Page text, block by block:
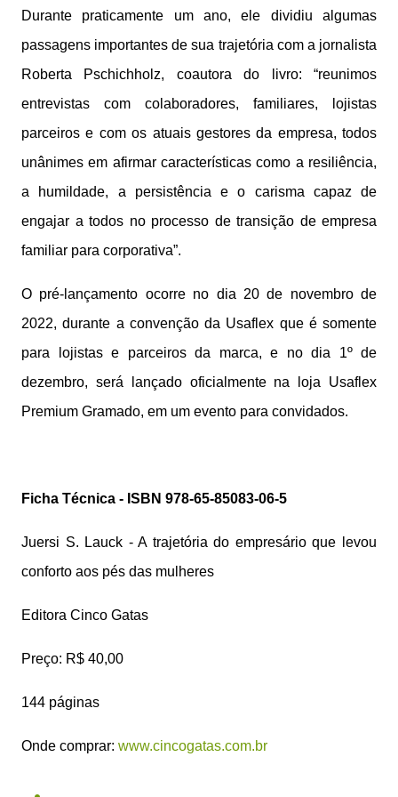
Durante praticamente um ano, ele dividiu algumas
passagens importantes de sua trajetória com a jornalista
Roberta Pschichholz, coautora do livro: “reunimos
entrevistas com colaboradores, familiares, lojistas
parceiros e com os atuais gestores da empresa, todos
unânimes em afirmar características como a resiliência,
a humildade, a persistência e o carisma capaz de
engajar a todos no processo de transição de empresa
familiar para corporativa”.
O pré-lançamento ocorre no dia 20 de novembro de
2022, durante a convenção da Usaflex que é somente
para lojistas e parceiros da marca, e no dia 1º de
dezembro, será lançado oficialmente na loja Usaflex
Premium Gramado, em um evento para convidados.
Ficha Técnica - ISBN 978-65-85083-06-5
Juersi S. Lauck - A trajetória do empresário que levou
conforto aos pés das mulheres
Editora Cinco Gatas
Preço: R$ 40,00
144 páginas
Onde comprar: www.cincogatas.com.br